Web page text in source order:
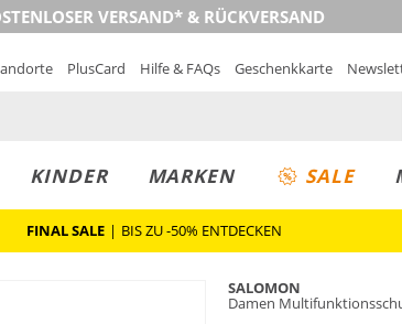
VERSAND* & RÜCKVERSAND
PlusCard Hilfe & FAQs Geschenkkarte
KINDER MARKEN SALE
FINAL SALE | BIS ZU -50% ENTDECKEN
SALOMON
Damen